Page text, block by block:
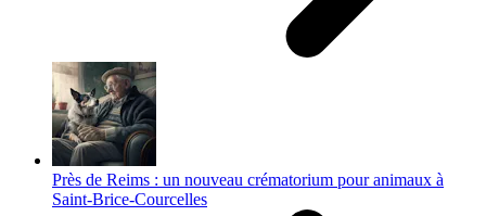
Près de Reims : un nouveau crématorium pour animaux à
Saint-Brice-Courcelles